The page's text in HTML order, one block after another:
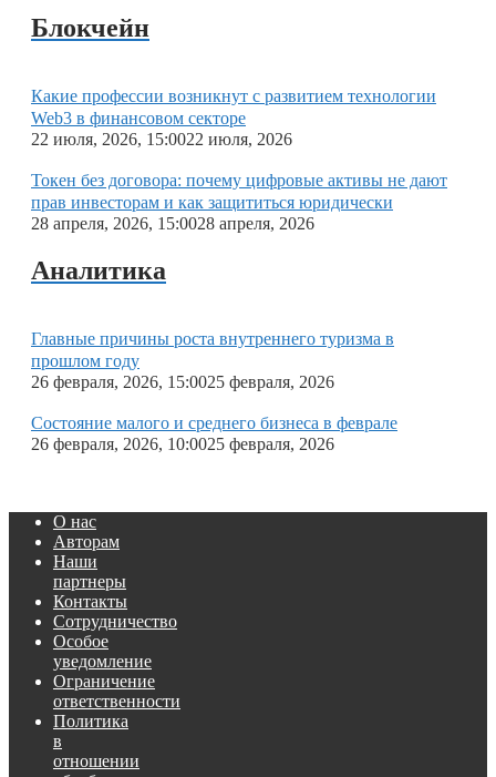
Блокчейн
Какие профессии возникнут с развитием технологии
Web3 в финансовом секторе
22 июля, 2026, 15:0022 июля, 2026
Токен без договора: почему цифровые активы не дают
прав инвесторам и как защититься юридически
28 апреля, 2026, 15:0028 апреля, 2026
Аналитика
Главные причины роста внутреннего туризма в
прошлом году
26 февраля, 2026, 15:0025 февраля, 2026
Состояние малого и среднего бизнеса в феврале
26 февраля, 2026, 10:0025 февраля, 2026
О нас
Авторам
Наши
партнеры
Контакты
Сотрудничество
Особое
уведомление
Ограничение
ответственности
Политика
в
отношении